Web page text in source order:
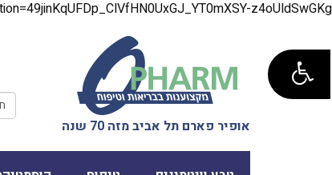
z4oUldSwGKg
אופיר פארם תל אביב מזה 70 שנה